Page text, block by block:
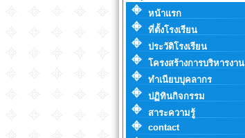
หน้าแรก
ที่ตั้งโรงเรียน
ประวัติโรงเรียน
โครงสร้างการบริหารงาน
ทำเนียบบุคลากร
ปฏิทินกิจกรรม
สาระความรู้
contact